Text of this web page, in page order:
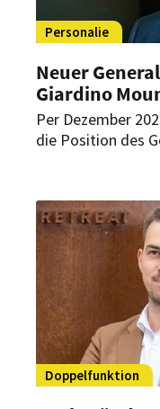
Personalie
Neuer
Giardino
Per Dezember
die Position des
erfahrene
persönliche
klare operative
Doppelfunktion